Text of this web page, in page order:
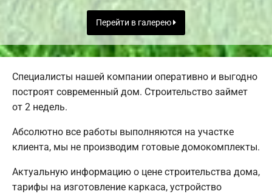
Перейти в галерею
Специалисты нашей компании оперативно и выгодно
построят современный дом. Строительство займет
от 2 недель.
Абсолютно все работы выполняются на участке
клиента, мы не производим готовые домокомплекты.
Актуальную информацию о цене строительства дома,
тарифы на изготовление каркаса, устройство